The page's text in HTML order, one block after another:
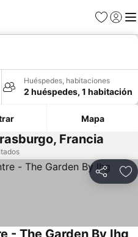
Favoritos
Iniciar
Huéspedes, habitaciones
2 huéspedes, 1 habitación
Mapa
Francia
Compartir
- The Garden By Ihg